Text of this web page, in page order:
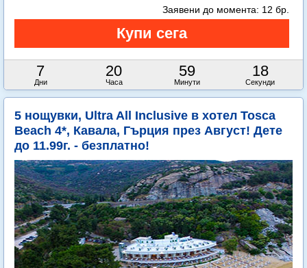
7
Дни
20
Часа
59
Минути
16
Секунди
Заявени до момента: 12 бр.
5 нощувки, Ultra All Inclusive в хотел Tosca
Beach 4*, Кавала, Гърция през Август! Дете
до 11.99г. - безплатно!